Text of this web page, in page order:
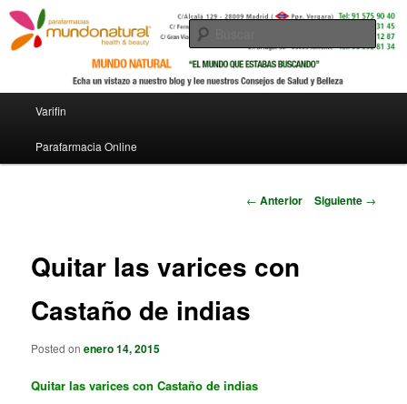
Ir al contenido principal
Varifin
Parafarmacia Online
Navegador de artículos
← Anterior Siguiente →
Quitar las varices con
Castaño de indias
Posted onenero 14, 2015
Quitar las varices con Castaño de indias